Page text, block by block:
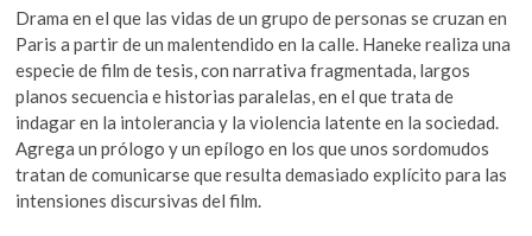
Drama en el que las vidas de un grupo de personas se cruzan en
Paris a partir de un malentendido en la calle. Haneke realiza una
especie de film de tesis, con narrativa fragmentada, largos
planos secuencia e historias paralelas, en el que trata de
indagar en la intolerancia y la violencia latente en la sociedad.
Agrega un prólogo y un epílogo en los que unos sordomudos
tratan de comunicarse que resulta demasiado explícito para las
intensiones discursivas del film.